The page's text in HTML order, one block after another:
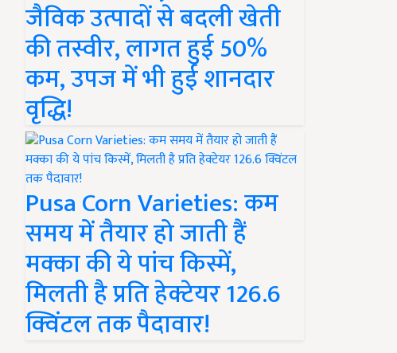
जैविक उत्पादों से बदली खेती
की तस्वीर, लागत हुई 50%
कम, उपज में भी हुई शानदार
वृद्धि!
Pusa Corn Varieties: कम
समय में तैयार हो जाती हैं
मक्का की ये पांच किस्में,
मिलती है प्रति हेक्टेयर 126.6
क्विंटल तक पैदावार!